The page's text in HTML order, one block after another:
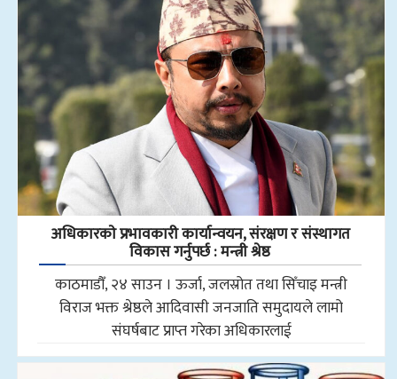
अधिकारकाे प्रभावकारी कार्यान्वयन, संरक्षण र संस्थागत
विकास गर्नुपर्छ : मन्त्री श्रेष्ठ
काठमाडौँ, २४ साउन । ऊर्जा, जलस्रोत तथा सिँचाइ मन्त्री
विराज भक्त श्रेष्ठले आदिवासी जनजाति समुदायले लामो
संघर्षबाट प्राप्त गरेका अधिकारलाई